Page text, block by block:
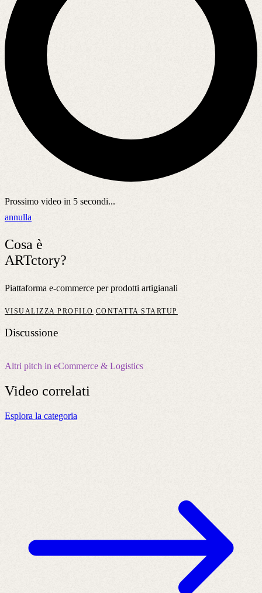
Prossimo video in 5 secondi...
annulla
Cosa è
ARTctory?
Piattaforma e-commerce per prodotti artigianali
VISUALIZZA PROFILO CONTATTA STARTUP
Discussione
Altri pitch in eCommerce & Logistics
Video correlati
Esplora la categoria